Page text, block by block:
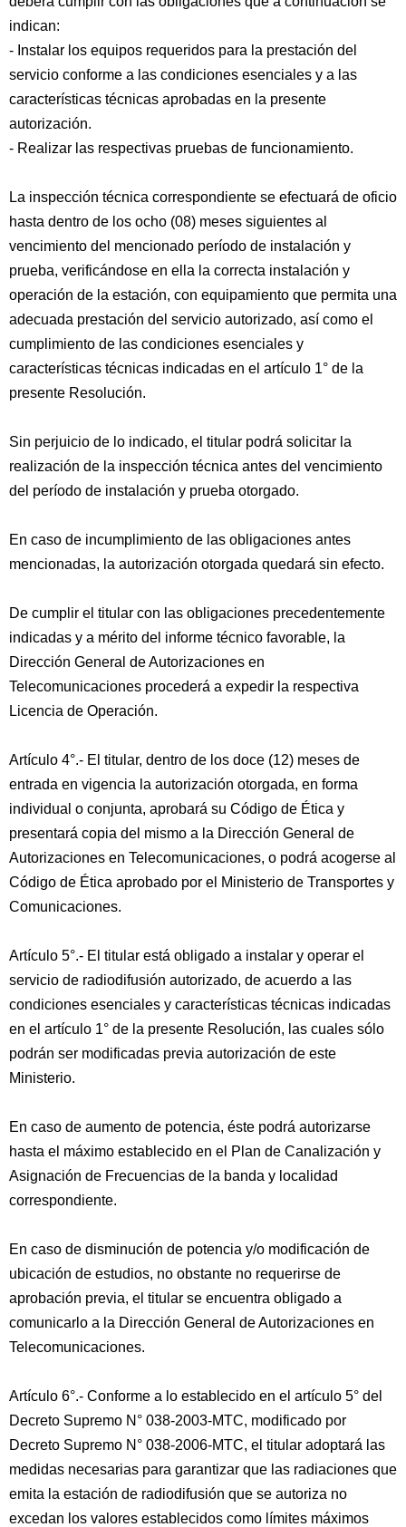
indican:
- Instalar los equipos requeridos para la prestación del
servicio conforme a las condiciones esenciales y a las
características técnicas aprobadas en la presente
autorización.
- Realizar las respectivas pruebas de funcionamiento.
La inspección técnica correspondiente se efectuará de oficio
hasta dentro de los ocho (08) meses siguientes al
vencimiento del mencionado período de instalación y
prueba, verificándose en ella la correcta instalación y
operación de la estación, con equipamiento que permita una
adecuada prestación del servicio autorizado, así como el
cumplimiento de las condiciones esenciales y
características técnicas indicadas en el artículo 1° de la
presente Resolución.
Sin perjuicio de lo indicado, el titular podrá solicitar la
realización de la inspección técnica antes del vencimiento
del período de instalación y prueba otorgado.
En caso de incumplimiento de las obligaciones antes
mencionadas, la autorización otorgada quedará sin efecto.
De cumplir el titular con las obligaciones precedentemente
indicadas y a mérito del informe técnico favorable, la
Dirección General de Autorizaciones en
Telecomunicaciones procederá a expedir la respectiva
Licencia de Operación.
Artículo 4°.- El titular, dentro de los doce (12) meses de
entrada en vigencia la autorización otorgada, en forma
individual o conjunta, aprobará su Código de Ética y
presentará copia del mismo a la Dirección General de
Autorizaciones en Telecomunicaciones, o podrá acogerse al
Código de Ética aprobado por el Ministerio de Transportes y
Comunicaciones.
Artículo 5°.- El titular está obligado a instalar y operar el
servicio de radiodifusión autorizado, de acuerdo a las
condiciones esenciales y características técnicas indicadas
en el artículo 1° de la presente Resolución, las cuales sólo
podrán ser modificadas previa autorización de este
Ministerio.
En caso de aumento de potencia, éste podrá autorizarse
hasta el máximo establecido en el Plan de Canalización y
Asignación de Frecuencias de la banda y localidad
correspondiente.
En caso de disminución de potencia y/o modificación de
ubicación de estudios, no obstante no requerirse de
aprobación previa, el titular se encuentra obligado a
comunicarlo a la Dirección General de Autorizaciones en
Telecomunicaciones.
Artículo 6°.- Conforme a lo establecido en el artículo 5° del
Decreto Supremo N° 038-2003-MTC, modificado por
Decreto Supremo N° 038-2006-MTC, el titular adoptará las
medidas necesarias para garantizar que las radiaciones que
emita la estación de radiodifusión que se autoriza no
excedan los valores establecidos como límites máximos